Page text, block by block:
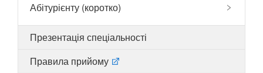
Навчальна діяльність
Напрямки діяльності
Абітурієнту (коротко)
Презентація спеціальності
Правила прийому